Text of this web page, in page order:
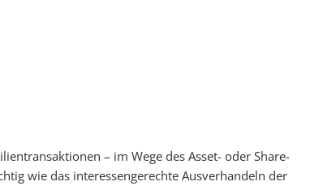
– im Wege des Asset- oder Share-
wie das interessengerechte Ausverhandeln der